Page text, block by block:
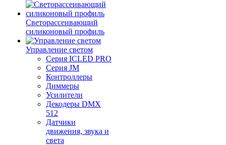
Светорассеивающий
силиконовый профиль
Управление светом
Серия ICLED PRO
Серия JM
Контроллеры
Диммеры
Усилители
Декодеры DMX
512
Датчики
движения, звука и
света